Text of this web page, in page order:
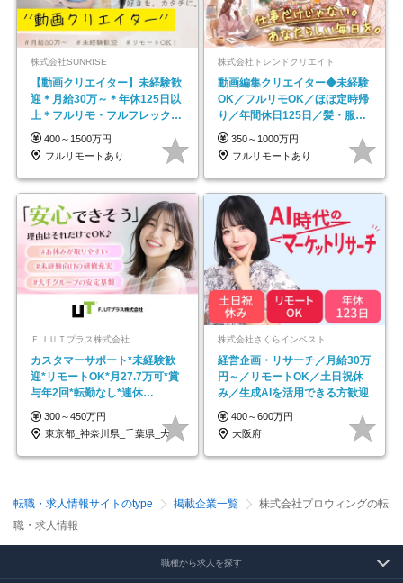
株式会社SUNRISE
【動画クリエイター】未経験歓
迎＊月給30万～＊年休125日以
上＊フルリモ・フルフレックス
◆10名の採用が決定◆
400～1500万円
フルリモートあり
株式会社トレンドクリエイト
動画編集クリエイター◆未経験
OK／フルリモOK／ほぼ定時帰
り／年間休日125日／髪・服・
ネイル自由／副業OK
350～1000万円
フルリモートあり
ＦＪＵＴプラス株式会社
カスタマーサポート*未経験歓
迎*リモートOK*月27.7万可*賞
与年2回*転勤なし*連休
OK/ZE010232
300～450万円
東京都_神奈川県_千葉県_大阪府_愛知県…
株式会社さくらインベスト
経営企画・リサーチ／月給30万
円～／リモートOK／土日祝休
み／生成AIを活用できる方歓迎
400～600万円
大阪府
転職・求人情報サイトのtype 掲載企業一覧
株式会社プロウィングの転
職・求人情報
職種から求人を探す